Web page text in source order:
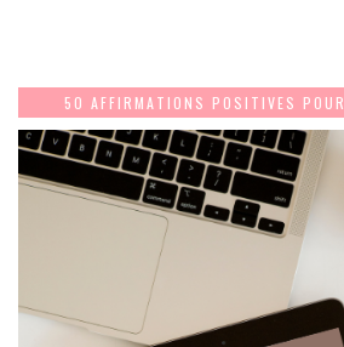
50 AFFIRMATIONS POSITIVES